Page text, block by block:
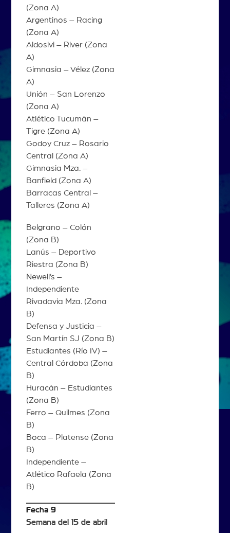
(Zona A)
Argentinos – Racing
(Zona A)
Aldosivi – River (Zona
A)
Gimnasia – Vélez (Zona
A)
Unión – San Lorenzo
(Zona A)
Atlético Tucumán –
Tigre (Zona A)
Godoy Cruz – Rosario
Central (Zona A)
Gimnasia Mza. –
Banfield (Zona A)
Barracas Central –
Talleres (Zona A)
Belgrano – Colón
(Zona B)
Lanús – Deportivo
Riestra (Zona B)
Newell’s –
Independiente
Rivadavia Mza. (Zona
B)
Defensa y Justicia –
San Martín SJ (Zona B)
Estudiantes (Río IV) –
Central Córdoba (Zona
B)
Huracán – Estudiantes
(Zona B)
Ferro – Quilmes (Zona
B)
Boca – Platense (Zona
B)
Independiente –
Atlético Rafaela (Zona
B)
Fecha 9
Semana del 15 de abril